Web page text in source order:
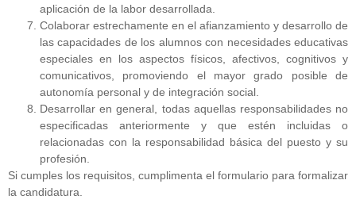
aplicación de la labor desarrollada.
Colaborar estrechamente en el afianzamiento y desarrollo de
las capacidades de los alumnos con necesidades educativas
especiales en los aspectos físicos, afectivos, cognitivos y
comunicativos, promoviendo el mayor grado posible de
autonomía personal y de integración social.
Desarrollar en general, todas aquellas responsabilidades no
especificadas anteriormente y que estén incluidas o
relacionadas con la responsabilidad básica del puesto y su
profesión.
Si cumples los requisitos, cumplimenta el formulario para formalizar
la candidatura.